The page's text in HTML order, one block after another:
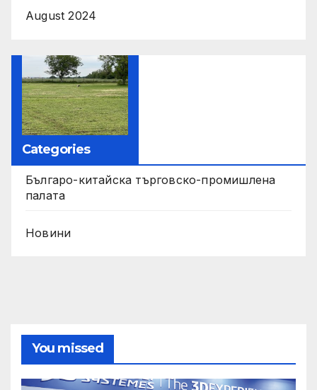
August 2024
Categories
Българо-китайска търговско-промишлена
палата
Новини
You missed